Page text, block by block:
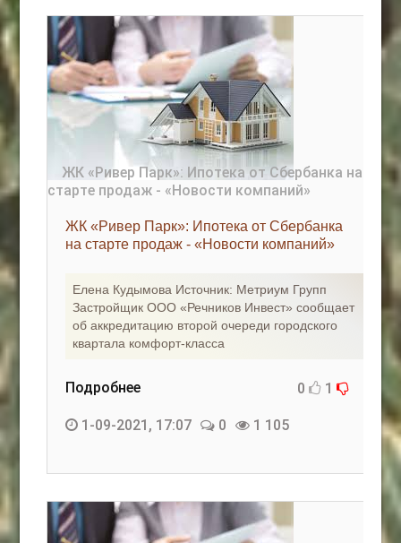
ЖК «Ривер Парк»: Ипотека от Сбербанка
на старте продаж - «Новости компаний»
Елена Кудымова Источник: Метриум Групп
Застройщик ООО «Речников Инвест» сообщает
об аккредитацию второй очереди городского
квартала комфорт-класса
Подробнее 0 1
1-09-2021, 17:07 0 1 105